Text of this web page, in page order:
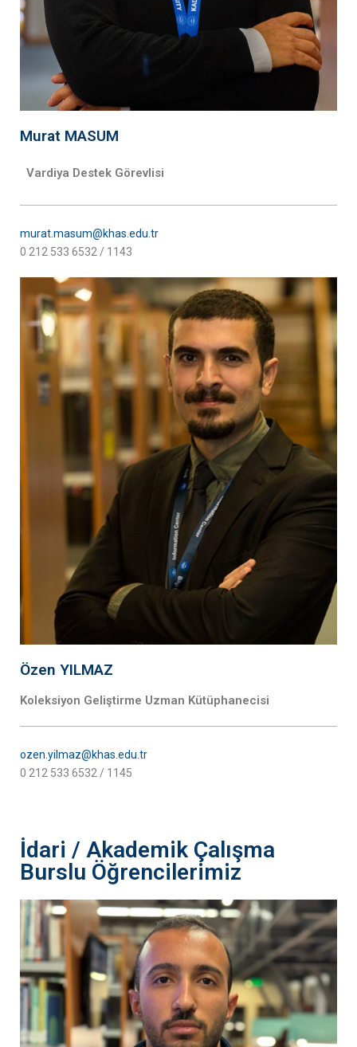
Murat MASUM
Vardiya Destek Görevlisi
murat.masum@khas.edu.tr
0 212 533 6532 / 1143
Özen YILMAZ
Koleksiyon Geliştirme Uzman Kütüphanecisi
ozen.yilmaz@khas.edu.tr
0 212 533 6532 / 1145
İdari / Akademik Çalışma
Burslu Öğrencilerimiz